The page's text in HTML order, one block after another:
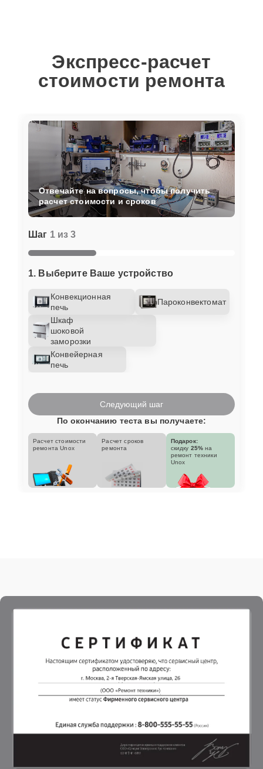
Экспресс-расчет
стоимости ремонта
Шаг 1 из 3
1. Выберите Ваше устройство
Конвекционная
печь
Пароконвектомат
Шкаф
шоковой
заморозки
Конвейерная
печь
Отвечайте на вопросы, чтобы получить
расчет стоимости и сроков
Следующий шаг
По окончанию теста вы получаете:
Расчет стоимости
ремонта Unox
Расчет сроков
ремонта
Подарок:
скидку 25% на
ремонт техники
Unox